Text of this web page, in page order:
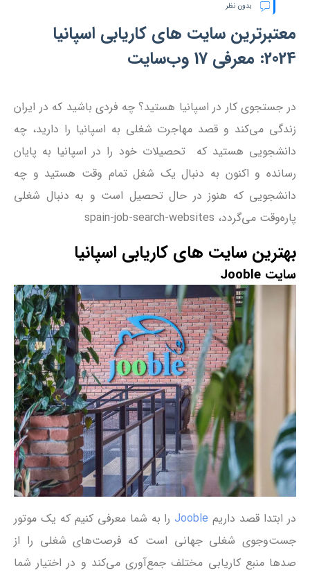
بدون نظر
معتبرترین سایت ‌های کاریابی اسپانیا
2024: معرفی 17 وب‌سایت
در جستجوی کار در اسپانیا هستید؟ چه فردی باشید که در ایران
زندگی می‌کند و قصد مهاجرت شغلی به اسپانیا را دارید، چه
دانشجویی هستید که تحصیلات خود را در اسپانیا به پایان
رسانده و اکنون به دنبال یک شغل تمام وقت هستید و چه
دانشجویی که هنوز در حال تحصیل است و به دنبال شغلی
پاره‌وقت می‌گردد، spain-job-search-websites
بهترین سایت ‌های کاریابی اسپانیا
سایت Jooble
در ابتدا قصد داریم Joobleرا به شما معرفی کنیم که یک موتور
جست‌وجوی شغلی جهانی است که فرصت‌های شغلی را از
صدها منبع کاریابی مختلف جمع‌آوری می‌کند و در اختیار شما